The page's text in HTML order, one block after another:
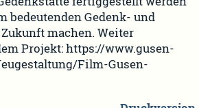
bedeutenden Gedenk- und
machen. Weiter
Projekt: https://www.gusen-
Film-Gusen-